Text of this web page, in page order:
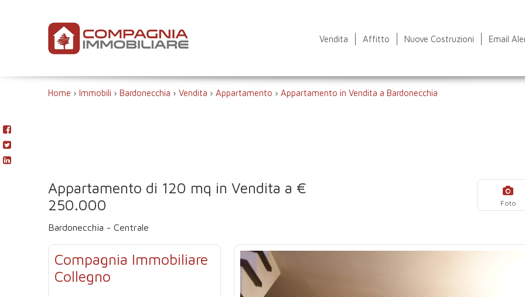
Vendita Affitto Nuove Costruzioni Email
Home › Immobili › Bardonecchia › Vendita › Appartamento › Appartamento in Vendita a Bardonecchia
Appartamento di 120 mq in Vendita a €
250.000
Bardonecchia - Centrale
Foto
Compagnia Immobiliare
Collegno